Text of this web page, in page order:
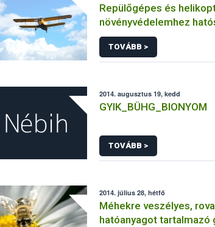
Repülőgépes és
növényvédelemhez
engedéllyel rendelkező
TOVÁBB >
2014. augusztus 19, kedd
GYIK_BÜHG_BIONYOM
TOVÁBB >
2014. július 28, hétfő
Méhekre veszélyes,
hatóanyagot tartalmazó